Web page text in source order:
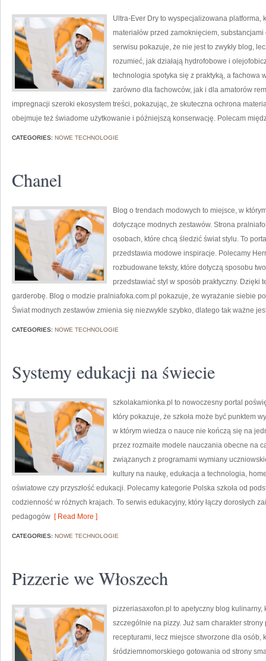
Ultra-Ever Dry to wyspecjalizowana
materiałów przed zamoknięciem,
serwisu pokazuje, że nie jest to zwykły blog,
rozumieć, jak działają hydrofobowe i
technologia spotyka się z praktyką, a fachowa
zarówno dla fachowców, jak i dla amatorów
impregnacji szeroki ekosystem treści, pokazując, że skuteczna ochrona
obejmuje też świadome użytkowanie i późniejszą konserwację. Polecam
CATEGORIES: NOWE TECHNOLOGIE
Chanel
Blog o trendach modowych to miejsce, w
dotyczące modnych zestawów. Strona
osobach, które chcą śledzić świat stylu. To
przedstawia modowe inspiracje. Polecamy
rozbudowane teksty, które dotyczą sposobu
przedstawiać styl w sposób praktyczny. Dzięki
garderobę. Blog o modzie pralniafoka.com.pl pokazuje, że wyrażanie siebie
Świat modnych zestawów zmienia się niezwykle szybko, dlatego tak ważne
CATEGORIES: NOWE TECHNOLOGIE
Systemy edukacji na świecie
szkolakamionka.pl to nowoczesny portal
który pokazuje, że szkoła może być punktem
w którym wiedza o nauce nie kończą się na
przez rozmaite modele nauczania obecne na
związanych z programami wymiany
kultury na naukę, edukacja a technologia,
oświatowe czy przyszłość edukacji. Polecamy kategorie Polska szkoła od
codzienność w różnych krajach. To serwis edukacyjny, który łączy dorosłych
pedagogów [ Read More ]
CATEGORIES: NOWE TECHNOLOGIE
Pizzerie we Włoszech
pizzeriasaxofon.pl to apetyczny blog
szczególnie na pizzy. Już sam charakter
recepturami, lecz miejsce stworzone dla osób,
śródziemnomorskiego gotowania od strony